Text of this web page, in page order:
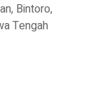
Bintoro,
Tengah